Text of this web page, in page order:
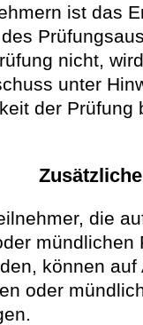
ist das
nicht,
unter
der Prüfung
die
mündlichen
können
oder